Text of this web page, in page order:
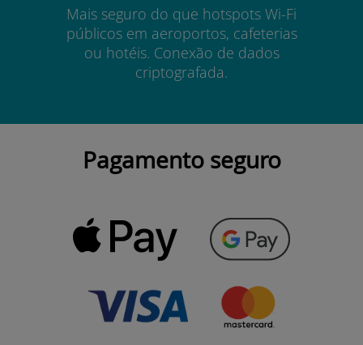
Mais seguro do que hotspots Wi-Fi
públicos em aeroportos, cafeterias
ou hotéis. Conexão de dados
criptografada.
Pagamento seguro